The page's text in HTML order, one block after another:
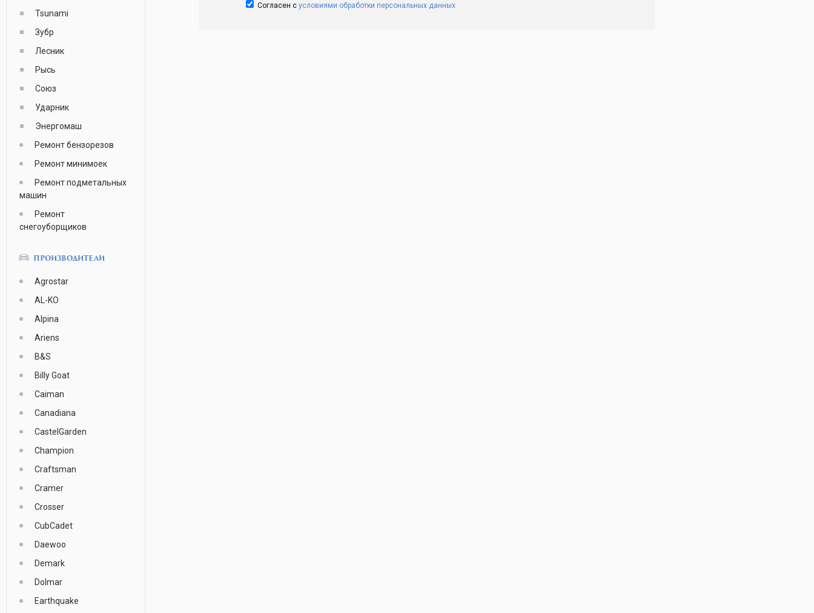
Tsunami
Зубр
Лесник
Рысь
Союз
Ударник
Энергомаш
Ремонт бензорезов
Ремонт минимоек
Ремонт подметальных
машин
Ремонт
снегоуборщиков
ПРОИЗВОДИТЕЛИ
Agrostar
AL-KO
Alpina
Ariens
B&S
Billy Goat
Caiman
Canadiana
CastelGarden
Champion
Craftsman
Cramer
Crosser
CubCadet
Daewoo
Demark
Dolmar
Earthquake
Согласен сусловиями обработки персональных данных